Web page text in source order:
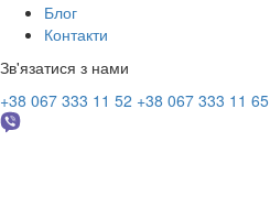
Блог
Контакти
Зв'язатися з нами
+38 067 333 11 52 +38 067 333 11 65